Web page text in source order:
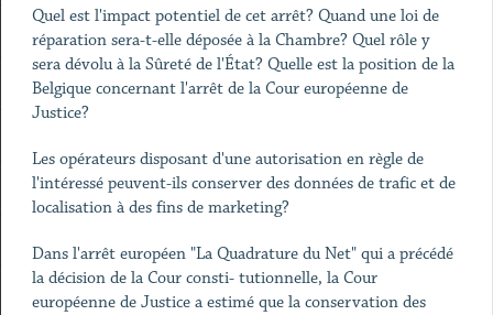
Quel est l'impact potentiel de cet arrêt? Quand une loi de
réparation sera-t-elle déposée à la Chambre? Quel rôle y
sera dévolu à la Sûreté de l'État? Quelle est la position de la
Belgique concernant l'arrêt de la Cour européenne de
Justice?
Les opérateurs disposant d'une autorisation en règle de
l'intéressé peuvent-ils conserver des données de trafic et de
localisation à des fins de marketing?
Dans l'arrêt européen "La Quadrature du Net" qui a précédé
la décision de la Cour consti- tutionnelle, la Cour
européenne de Justice a estimé que la conservation des